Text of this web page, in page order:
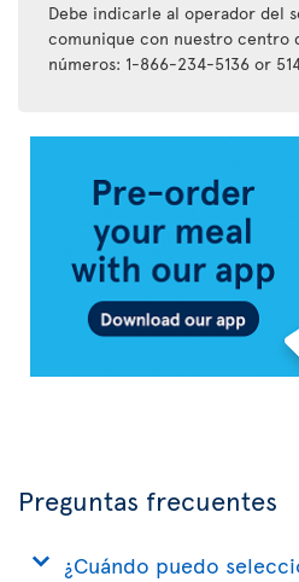
Debe indicarle al operador del
comunique con nuestro centro
números: 1-866-234-5136 or
Transat
Preguntas frecuentes
¿Cuándo puedo